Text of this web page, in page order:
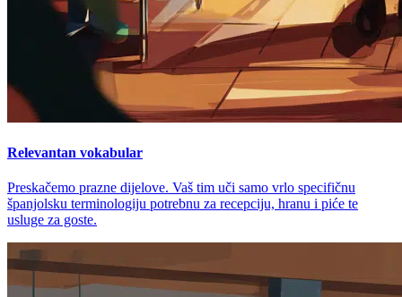
Relevantan vokabular
Preskačemo prazne dijelove. Vaš tim uči samo vrlo specifičnu
španjolsku terminologiju potrebnu za recepciju, hranu i piće te
usluge za goste.